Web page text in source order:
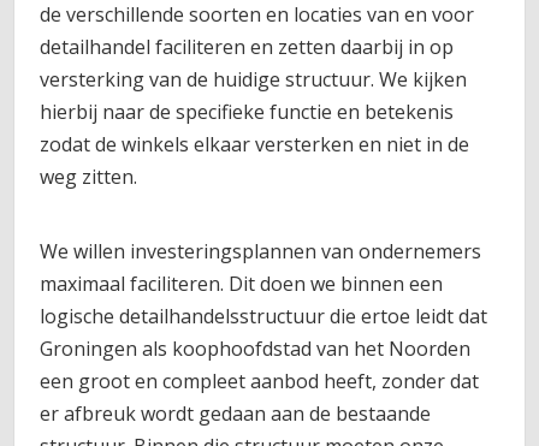
de verschillende soorten en locaties van en voor
detailhandel faciliteren en zetten daarbij in op
versterking van de huidige structuur. We kijken
hierbij naar de specifieke functie en betekenis
zodat de winkels elkaar versterken en niet in de
weg zitten.
We willen investeringsplannen van ondernemers
maximaal faciliteren. Dit doen we binnen een
logische detailhandelsstructuur die ertoe leidt dat
Groningen als koophoofdstad van het Noorden
een groot en compleet aanbod heeft, zonder dat
er afbreuk wordt gedaan aan de bestaande